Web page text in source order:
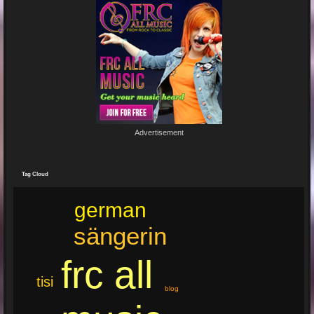
Junge un Mädcher vum Erbhof
Sommerfest 24.August.2024
In Köln Zollstock
Es war wieder eine mega Veranstaltung mit...
Re: Feuer...
19 Jun 2024 22:29:33
Advertisement
Tag Cloud
frc all
sängerin
german
tisi blog